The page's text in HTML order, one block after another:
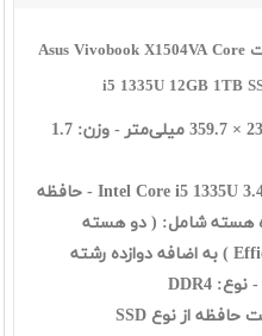
لپ تاپ ایسوس X1504VA با مشخصات Asus Vivobook X1504VA Core
i5 1335U 12GB 1TB
×
359.7
میلی‌متر - وزن: 1.7
Intel Core i5 1335U 3.4GHz up to 4.6GHz - حافظه
ده هسته شامل: ( دو هسته